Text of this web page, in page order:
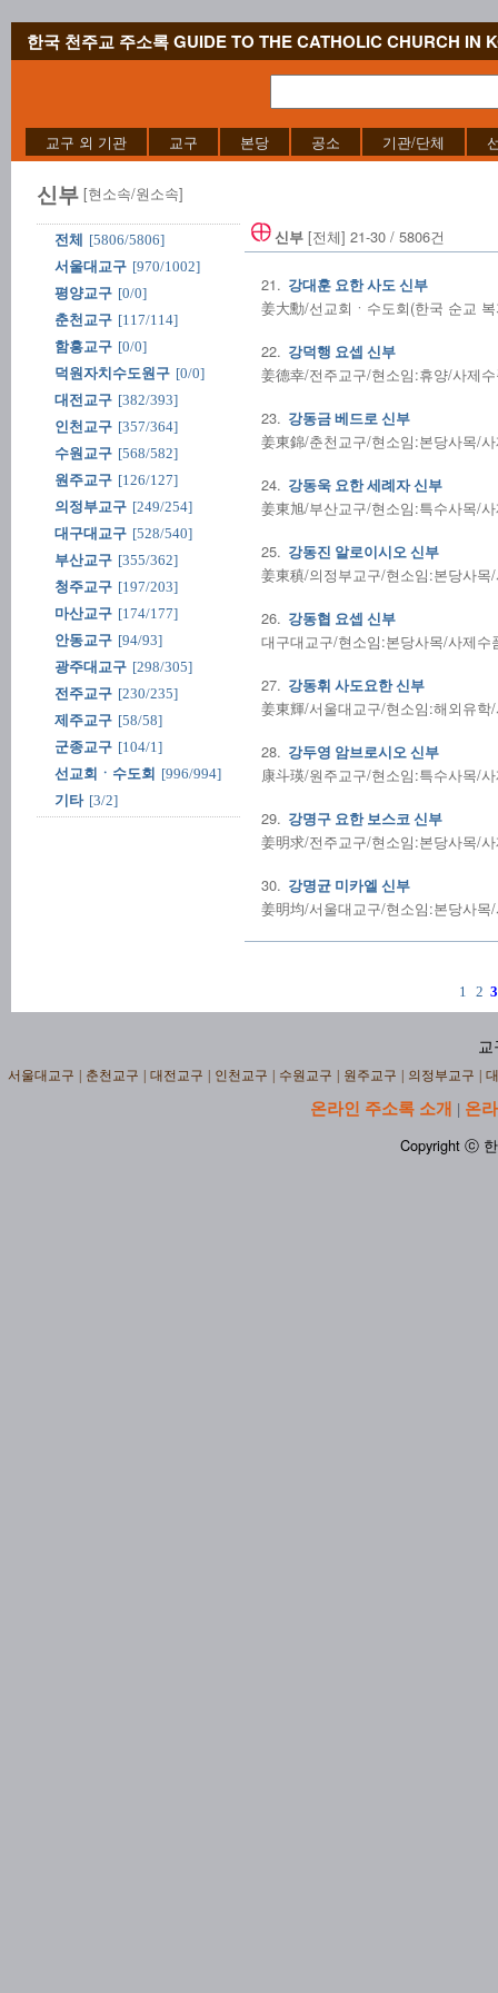
한국 천주교 주소록 GUIDE TO THE CATHOLIC CHURCH IN
교구 외 기관 교구 본당 공소 기관/단체
신부 [현소속/원소속]
전체
[5806/5806]
서울대교구 [970/1002]
평양교구 [0/0]
춘천교구 [117/114]
함흥교구 [0/0]
덕원자치수도원구 [0/0]
대전교구 [382/393]
인천교구 [357/364]
수원교구 [568/582]
원주교구 [126/127]
의정부교구 [249/254]
대구대교구 [528/540]
부산교구 [355/362]
청주교구 [197/203]
마산교구 [174/177]
안동교구 [94/93]
광주대교구 [298/305]
전주교구 [230/235]
제주교구 [58/58]
군종교구 [104/1]
선교회ㆍ수도회 [996/994]
기타 [3/2]
신부 [전체] 21-30 / 5806건
21. 강대훈 요한 사도 신부
姜大勳/선교회ㆍ수도회(한국 순교
22. 강덕행 요셉 신부
姜德幸/전주교구/현소임:휴양/사제
23. 강동금 베드로 신부
姜東錦/춘천교구/현소임:본당사목/
24. 강동욱 요한 세례자 신부
姜東旭/부산교구/현소임:특수사목/
25. 강동진 알로이시오 신부
姜東稹/의정부교구/현소임:본당사목
26. 강동협 요셉 신부
대구대교구/현소임:본당사목/사제수
27. 강동휘 사도요한 신부
姜東輝/서울대교구/현소임:해외유학
28. 강두영 암브로시오 신부
康斗瑛/원주교구/현소임:특수사목/
29. 강명구 요한 보스코 신부
姜明求/전주교구/현소임:본당사목/
30. 강명균 미카엘 신부
姜明均/서울대교구/현소임:본당사목
1 2 3
교
서울대교구 춘천교구 대전교구 인천교구 수원교구 원주교구 의정부교구
온라인 주소록 소개 | 온
Copyright ⓒ